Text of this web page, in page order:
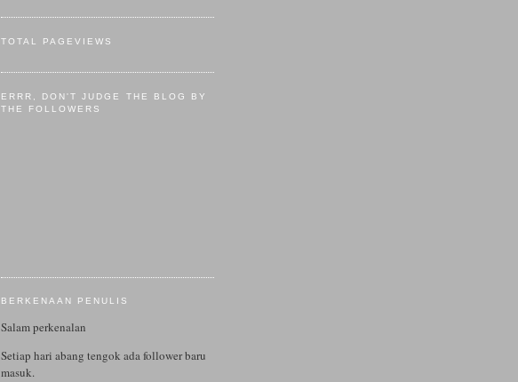
TOTAL PAGEVIEWS
ERRR, DON'T JUDGE THE BLOG BY
THE FOLLOWERS
BERKENAAN PENULIS
Salam perkenalan
Setiap hari abang tengok ada follower baru
masuk.